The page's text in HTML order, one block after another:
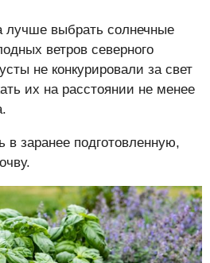
лучше выбрать солнечные
ветров северного
не конкурировали за свет
их на расстоянии не менее
в заранее подготовленную,